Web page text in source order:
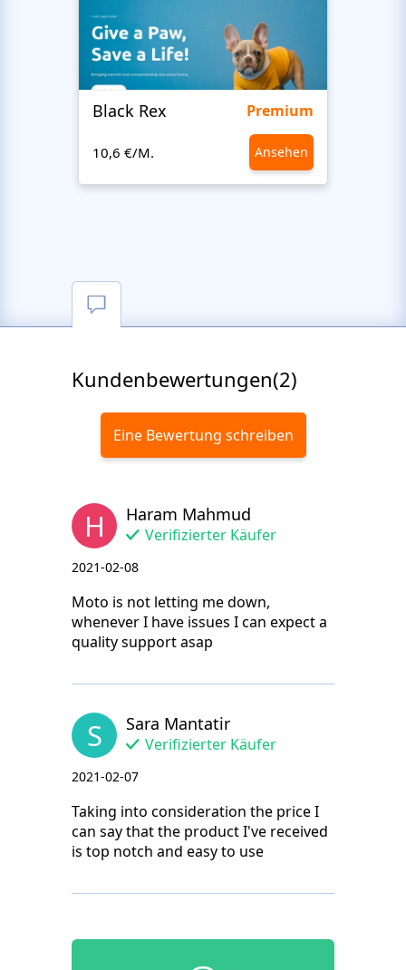
Black Rex Premium
10,6 €/M. Ansehen
Kundenbewertungen(2)
Eine Bewertung schreiben
H Haram Mahmud
Verifizierter Käufer
2021-02-08
Moto is not letting me down,
whenever I have issues I can expect a
quality support asap
S Sara Mantatir
Verifizierter Käufer
2021-02-07
Taking into consideration the price I
can say that the product I've received
is top notch and easy to use